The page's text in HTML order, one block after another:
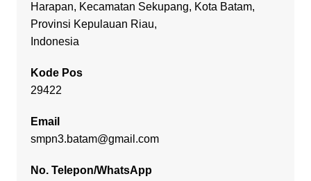
Harapan, Kecamatan Sekupang, Kota Batam,
Provinsi Kepulauan Riau,
Indonesia
Kode Pos
29422
Email
smpn3.batam@gmail.com
No. Telepon/WhatsApp